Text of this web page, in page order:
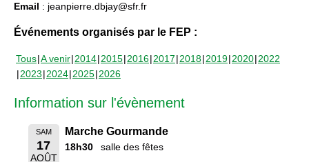
Email : jeanpierre.dbjay@sfr.fr
Événements organisés par le FEP :
Tous A venir 2014 2015 2016 2017 2018 2019 2020 2022
2023 2024 2025 2026
Information sur l'évènement
SAM
17
AOÛT
Marche Gourmande
18h30 salle des fêtes